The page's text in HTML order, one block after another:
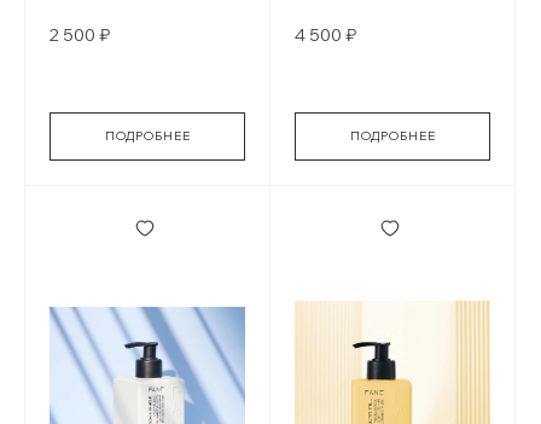
2 500 ₽
ПОДРОБНЕЕ
4 500 ₽
ПОДРОБНЕЕ